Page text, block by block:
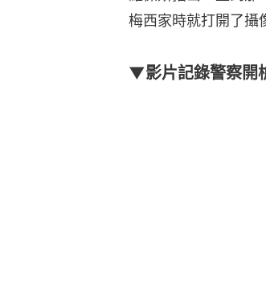
梅西家時就打開了攝
▼影片記錄警察開